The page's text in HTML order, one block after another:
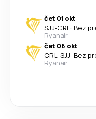
čet 01 okt
SJJ-CRL· Bez
Ryanair
čet 08 okt
CRL-SJJ· Bez
Ryanair